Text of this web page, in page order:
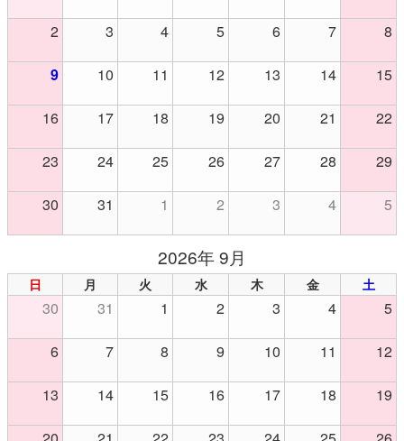
2 3 4 5 6 7 8
9 10 11 12 13 14 15
16 17 18 19 20 21 22
23 24 25 26 27 28 29
30 31 1 2 3 4 5
2026年 9月
日 月 火 水 木 金 土
30 31 1 2 3 4 5
6 7 8 9 10 11 12
13 14 15 16 17 18 19